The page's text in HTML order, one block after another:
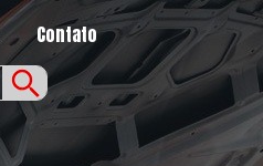
Contato